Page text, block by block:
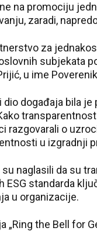
na promociju
zaradi,
za
subjekata
u ime
dio događaja bila
razgovarali o
u izgradnji
su naglasili da su
ESG standarda
u organizacije.
„Ring the Bell for